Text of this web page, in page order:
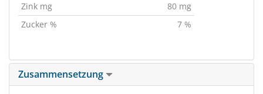
Zink mg
80 mg
Zucker %
7 %
Zusammensetzung